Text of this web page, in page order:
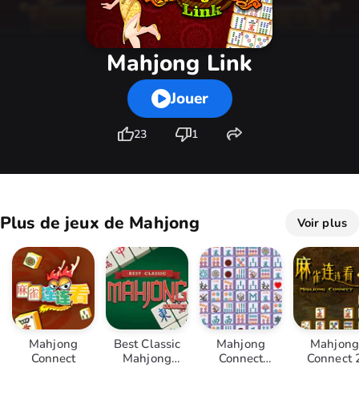
Mahjong Link
Jouer
23 1
Plus de jeux de Mahjong Voir plus
Mahjong
Connect
Best Classic
Mahjong
Mahjong
Connect
Mahjong
Connect